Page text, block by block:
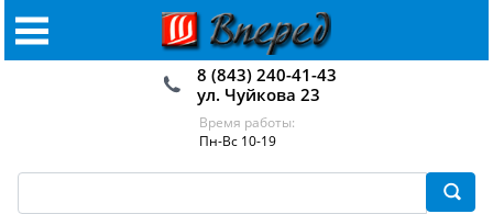
8 (843) 240-41-43
ул. Чуйкова 23
Время работы:
Пн-Вс 10-19